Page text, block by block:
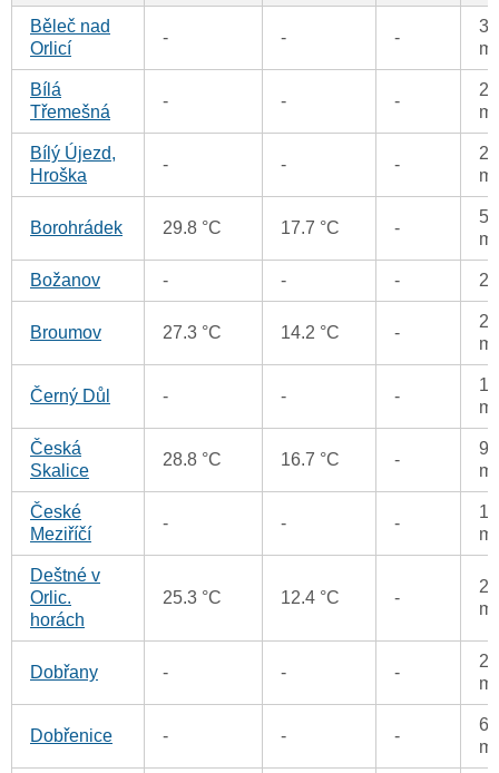
Běleč nad
Orlicí
- - -
Bílá
Třemešná
- - -
Bílý Újezd,
Hroška
- - -
Borohrádek 29.8 °C 17.7 °C -
Božanov - - -
Broumov 27.3 °C 14.2 °C -
Černý Důl - - -
Česká
Skalice
28.8 °C 16.7 °C -
České
Meziříčí
- - -
Deštné v
Orlic.
horách
25.3 °C 12.4 °C -
Dobřany - - -
Dobřenice - - -